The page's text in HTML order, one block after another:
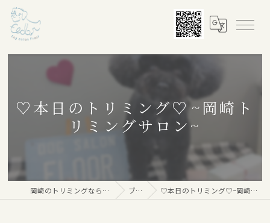
♡本日のトリミング♡⁠~岡崎ト
リミングサロン~
岡崎のトリミングならDog salon Floor ブログ ♡本日のトリミング♡⁠~岡崎トリミングサロン~